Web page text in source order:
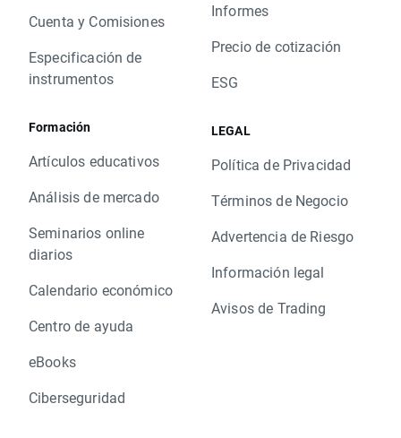
Cuenta y Comisiones
Especificación de
instrumentos
Formación
Artículos educativos
Análisis de mercado
Seminarios online
diarios
Calendario económico
Centro de ayuda
eBooks
Ciberseguridad
Informes
Precio de cotización
ESG
LEGAL
Política de Privacidad
Términos de Negocio
Advertencia de Riesgo
Información legal
Avisos de Trading